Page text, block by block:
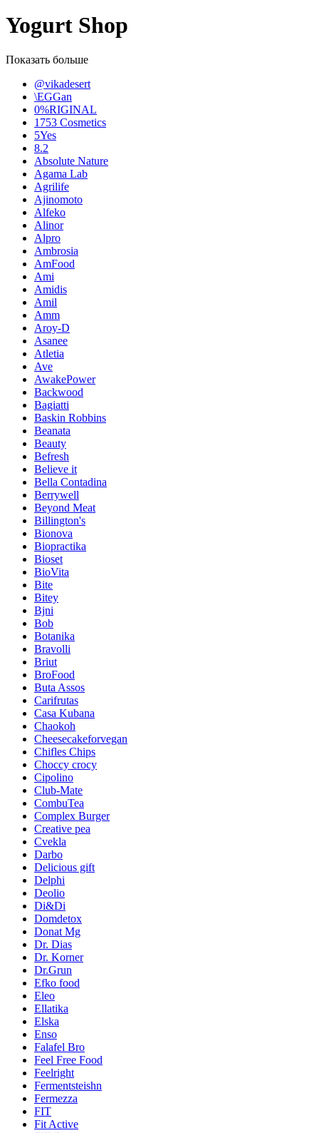
Yogurt Shop
Показать больше
@vikadesert
\EGGan
0%RIGINAL
1753 Cosmetics
5Yes
8.2
Absolute Nature
Agama Lab
Agrilife
Ajinomoto
Alfeko
Alinor
Alpro
Ambrosia
AmFood
Ami
Amidis
Amil
Amm
Aroy-D
Asanee
Atletia
Ave
AwakePower
Backwood
Bagiatti
Baskin Robbins
Beanata
Beauty
Befresh
Believe it
Bella Contadina
Berrywell
Beyond Meat
Billington's
Bionova
Biopractika
Bioset
BioVita
Bite
Bitey
Bjni
Bob
Botanika
Bravolli
Briut
BroFood
Buta Assos
Carifrutas
Casa Kubana
Chaokoh
Cheesecakeforvegan
Chifles Chips
Choccy crocy
Cipolino
Club-Mate
CombuTea
Complex Burger
Creative pea
Cvekla
Darbo
Delicious gift
Delphi
Deolio
Di&Di
Domdetox
Donat Mg
Dr. Dias
Dr. Korner
Dr.Grun
Efko food
Eleo
Ellatika
Elska
Enso
Falafel Bro
Feel Free Food
Feelright
Fermentsteishn
Fermezza
FIT
Fit Active